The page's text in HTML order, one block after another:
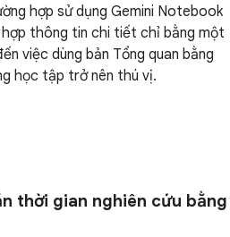
hợp sử dụng Gemini Notebook
thông tin chi tiết chỉ bằng một
việc dùng bản Tổng quan bằng
học tập trở nên thú vị.
thời gian nghiên cứu bằng